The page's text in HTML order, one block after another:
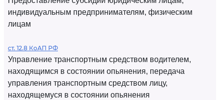
индивидуальным предпринимателям, физическим
лицам
ст. 12.8 КоАП РФ
Управление транспортным средством водителем,
находящимся в состоянии опьянения, передача
управления транспортным средством лицу,
находящемуся в состоянии опьянения